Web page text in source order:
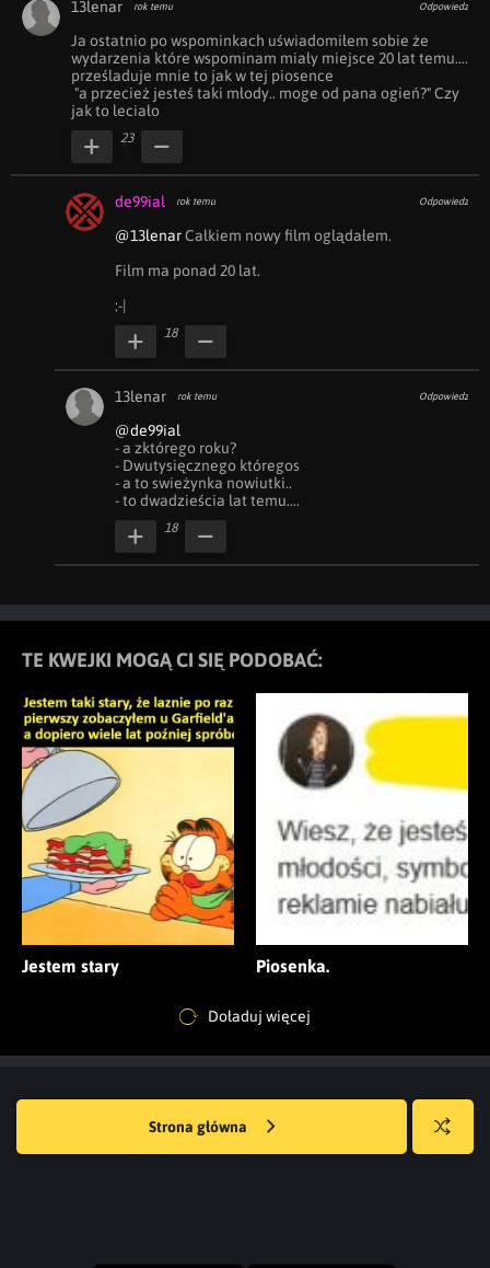
13lenar rok temu Odpowiedz
Ja ostatnio po wspominkach uświadomiłem sobie że
wydarzenia które wspominam miały miejsce 20 lat temu....
prześladuje mnie to jak w tej piosence
jak to leciało
23
de99ial rok temu Odpowiedz
@13lenar Całkiem nowy film oglądałem.
Film ma ponad 20 lat.
:-|
18
13lenar rok temu Odpowiedz
@de99ial
- a zktórego roku?
- Dwutysięcznego któregos
- a to swieżynka nowiutki..
- to dwadzieścia lat temu....
18
TE KWEJKI MOGĄ CI SIĘ PODOBAĆ:
Jestem stary Piosenka.
Doładuj więcej
Strona główna